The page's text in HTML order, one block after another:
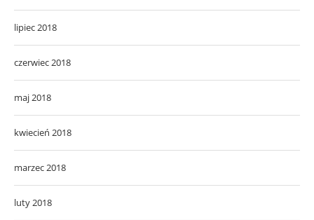
lipiec 2018
czerwiec 2018
maj 2018
kwiecień 2018
marzec 2018
luty 2018